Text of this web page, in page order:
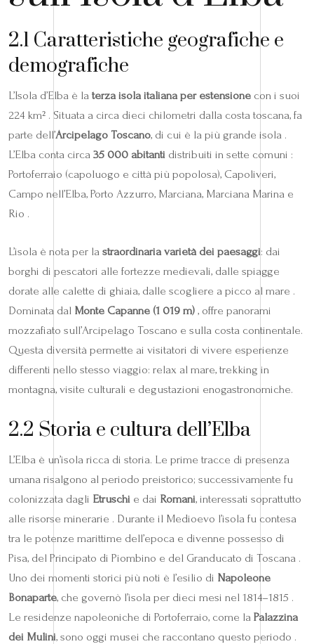
2.1 Caratteristiche geografiche e
demografiche
L’Isola d’Elba è la terza isola italiana per estensione con i suoi
224 km² . Situata a circa dieci chilometri dalla costa toscana, fa
parte dell’Arcipelago Toscano, di cui è la più grande isola .
L’Elba conta circa 35 000 abitanti distribuiti in sette comuni :
Portoferraio (capoluogo e città più popolosa), Capoliveri,
Campo nell’Elba, Porto Azzurro, Marciana, Marciana Marina e
Rio .
L’isola è nota per la straordinaria varietà dei paesaggi: dai
borghi di pescatori alle fortezze medievali, dalle spiagge
dorate alle calette di ghiaia, dalle scogliere a picco al mare .
Dominata dal Monte Capanne (1 019 m) , offre panorami
mozzafiato sull’Arcipelago Toscano e sulla costa continentale.
Questa diversità permette ai visitatori di vivere esperienze
differenti nello stesso viaggio: relax al mare, trekking in
montagna, visite culturali e degustazioni enogastronomiche.
2.2 Storia e cultura dell’Elba
L’Elba è un’isola ricca di storia. Le prime tracce di presenza
umana risalgono al periodo preistorico; successivamente fu
colonizzata dagli Etruschi e dai Romani, interessati soprattutto
alle risorse minerarie . Durante il Medioevo l’isola fu contesa
tra le potenze marittime dell’epoca e divenne possesso di
Pisa, del Principato di Piombino e del Granducato di Toscana .
Uno dei momenti storici più noti è l’esilio di Napoleone
Bonaparte, che governò l’isola per dieci mesi nel 1814–1815 .
Le residenze napoleoniche di Portoferraio, come la Palazzina
dei Mulini, sono oggi musei che raccontano questo periodo .